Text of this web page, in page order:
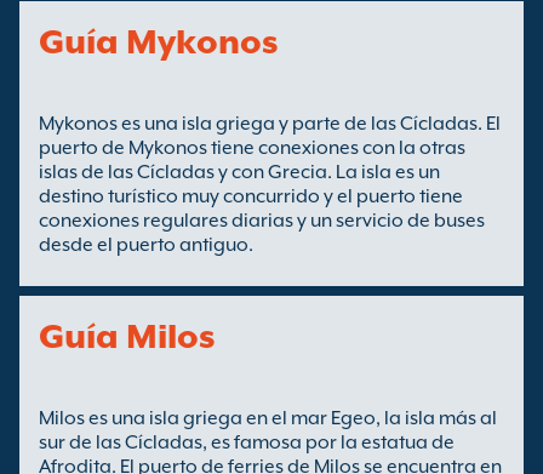
Guía Mykonos
Mykonos es una isla griega y parte de las Cícladas. El
puerto de Mykonos tiene conexiones con la otras
islas de las Cícladas y con Grecia. La isla es un
destino turístico muy concurrido y el puerto tiene
conexiones regulares diarias y un servicio de buses
desde el puerto antiguo.
Guía Milos
Milos es una isla griega en el mar Egeo, la isla más al
sur de las Cícladas, es famosa por la estatua de
Afrodita. El puerto de ferries de Milos se encuentra en